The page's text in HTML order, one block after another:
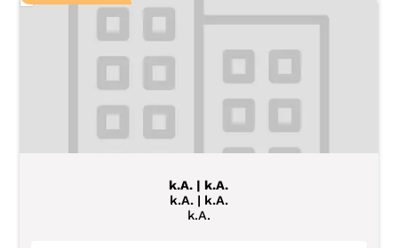
k.A. | k.A.
k.A. | k.A.
k.A.